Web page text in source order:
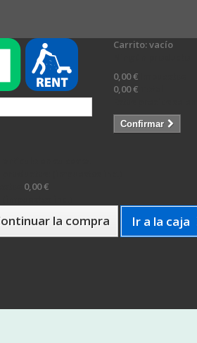
Carrito:vacío
0,00 €
0,00 €
Confirmar
0,00 €
la compra Ir a la caja